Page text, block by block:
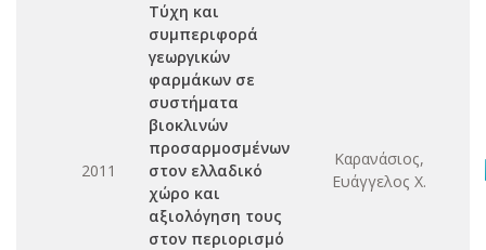
2011
Τύχη και
συμπεριφορά
γεωργικών
φαρμάκων σε
συστήματα
βιοκλινών
προσαρμοσμένων
στον ελλαδικό
χώρο και
αξιολόγηση τους
στον περιορισμό
Καρανάσιος,
Ευάγγελος Χ.